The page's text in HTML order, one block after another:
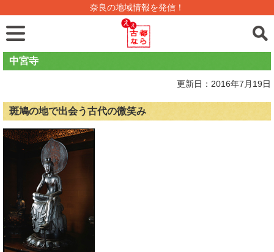
奈良の地域情報を発信！
中宮寺
更新日：2016年7月19日
斑鳩の地で出会う古代の微笑み